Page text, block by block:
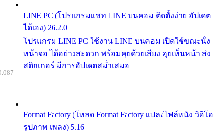
LINE PC (โปรแกรมแชท LINE บนคอม ติดตั้งง่าย อัปเดต
ได้เอง) 26.2.0
โปรแกรม LINE PC ใช้งาน LINE บนคอม เปิดใช้ขณะนั่ง
หน้าจอ ได้อย่างสะดวก พร้อมคุยด้วยเสียง คุยเห็นหน้า ส่ง
สติกเกอร์ มีการอัปเดตสม่ำเสมอ
Format Factory (โหลด Format Factory แปลงไฟล์หนัง วิดีโอ
รูปภาพ เพลง) 5.16